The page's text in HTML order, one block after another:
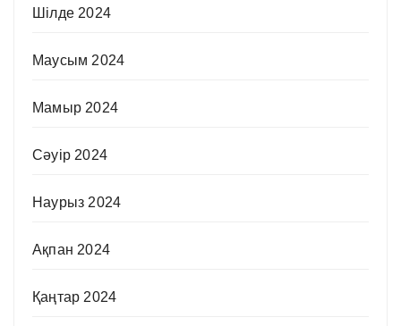
Шілде 2024
Маусым 2024
Мамыр 2024
Сәуір 2024
Наурыз 2024
Ақпан 2024
Қаңтар 2024